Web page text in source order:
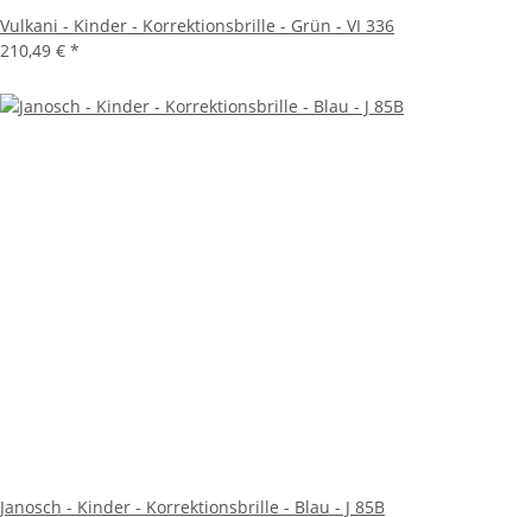
Vulkani - Kinder - Korrektionsbrille - Grün - VI 336
210,49 € *
Janosch - Kinder - Korrektionsbrille - Blau - J 85B